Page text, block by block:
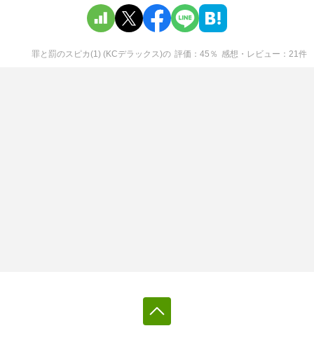
罪と罰のスピカ(1) (KCデラックス)の 評価 45 ％ 感想・レビュー 21 件